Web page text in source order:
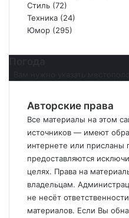
Стиль (72)
Техника (24)
Юмор (295)
Авторские права
Все материалы на этом
источников — имеют
интернете или присланы
предоставляются
целях. Права на
владельцам.
не несёт
материалов. Если Вы